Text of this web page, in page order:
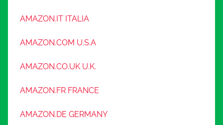
AMAZON.IT ITALIA
AMAZON.COM U.S.A
AMAZON.CO.UK U.K.
AMAZON.FR FRANCE
AMAZON.DE GERMANY